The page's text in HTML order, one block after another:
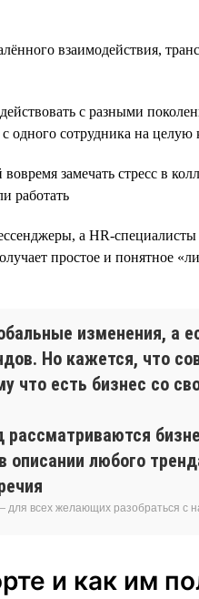
взаимодействия,
с разными
сотрудника на целую
замечать стресс в
работать
а HR-
простое и понятное
изменения, а
Но кажется, что
что есть бизнес со
рассматриваются
описании любого
для всех желающих разобраться с
и как им